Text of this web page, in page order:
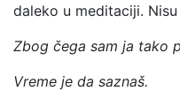
daleko u meditaciji.
Zbog čega sam ja tako
Vreme je da saznaš.